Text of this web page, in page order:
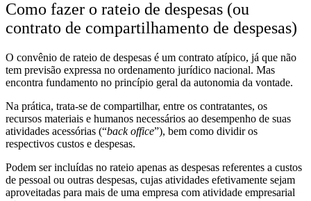
Como fazer o rateio de despesas (ou
contrato de compartilhamento de despesas)
O convênio de rateio de despesas é um contrato atípico, já que não
tem previsão expressa no ordenamento jurídico nacional. Mas
encontra fundamento no princípio geral da autonomia da vontade.
Na prática, trata-se de compartilhar, entre os contratantes, os
recursos materiais e humanos necessários ao desempenho de suas
atividades acessórias (“back office”), bem como dividir os
respectivos custos e despesas.
Podem ser incluídas no rateio apenas as despesas referentes a custos
de pessoal ou outras despesas, cujas atividades efetivamente sejam
aproveitadas para mais de uma empresa com atividade empresarial